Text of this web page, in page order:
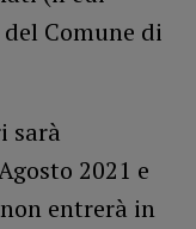
Comune di
sarà
2021 e
entrerà in